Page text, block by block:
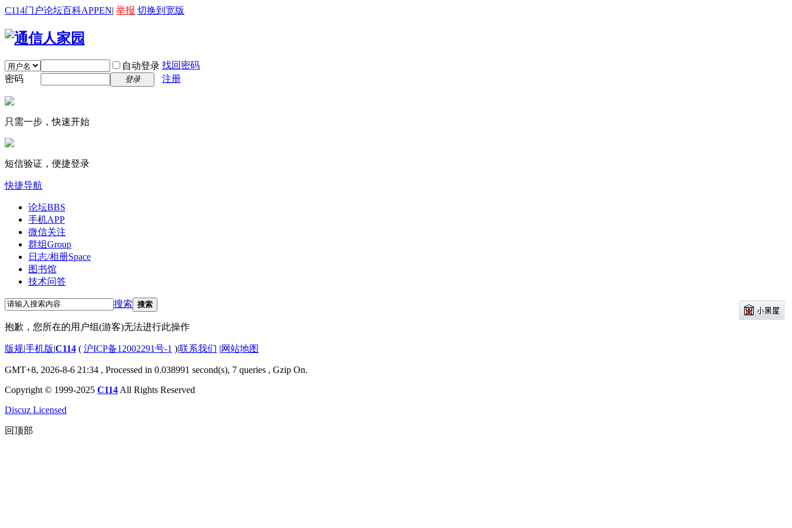
C114门户论坛百科APPEN| 举报 切换到宽版
自动登录 找回密码
密码
登录 注册
只需一步，快速开始
短信验证，便捷登录
快捷导航
论坛BBS
手机APP
微信关注
群组Group
日志/相册Space
图书馆
技术问答
搜索 搜索
抱歉，您所在的用户组(游客)无法进行此操作
版规|手机版|C114 ( 沪ICP备12002291号-1 )|联系我们 |网站地图
GMT+8, 2026-8-6 21:34 , Processed in 0.038991 second(s), 7 queries , Gzip On.
Copyright © 1999-2025 C114 All Rights Reserved
Discuz Licensed
回顶部